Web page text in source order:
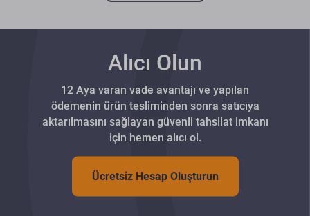
Alıcı Olun
12 Aya varan vade avantajı ve yapılan
ödemenin ürün tesliminden sonra satıcıya
aktarılmasını sağlayan güvenli tahsilat imkanı
için hemen alıcı ol.
Ücretsiz Hesap Oluşturun